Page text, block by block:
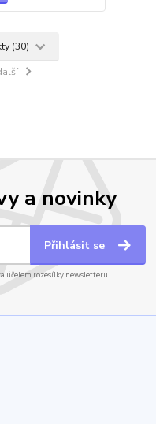
(30)
a novinky
Přihlásit se
účelem rozesílky newsletteru.